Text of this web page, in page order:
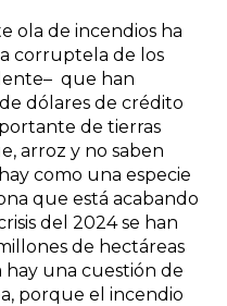
ola de incendios ha
corruptela de los
que han
dólares de crédito
de tierras
arroz y no saben
como una especie
que está acabando
del 2024 se han
de hectáreas
hay una cuestión de
porque el incendio